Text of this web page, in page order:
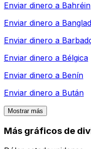
Enviar dinero a Bahréin
Enviar dinero a
Enviar dinero a
Enviar dinero a Bélgica
Enviar dinero a Benín
Enviar dinero a Bután
Mostrar más
Más gráficos de